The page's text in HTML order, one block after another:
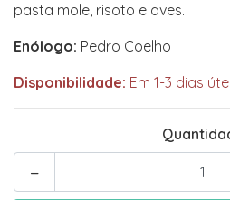
pasta mole, risoto e aves.
Enólogo: Pedro Coelho
Disponibilidade: Em 1-3 dias
-